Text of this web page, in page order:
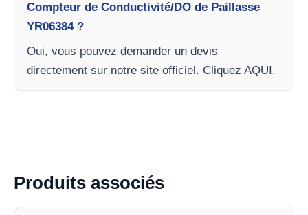
Compteur de Conductivité/DO de Paillasse
YR06384 ?
Oui, vous pouvez demander un devis
directement sur notre site officiel. Cliquez AQUI.
Produits associés